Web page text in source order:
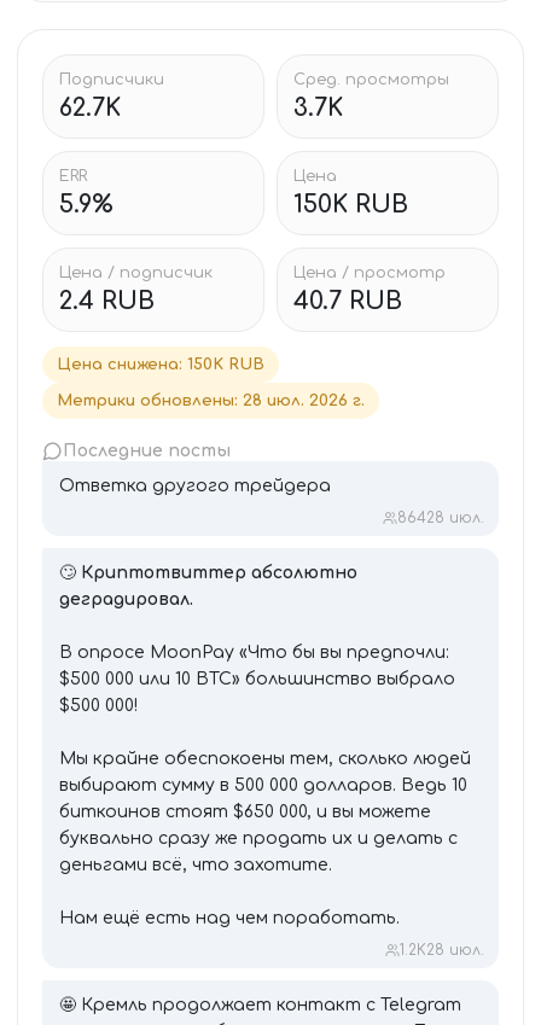
Подписчики
62.7K
Сред. просмотры
3.7K
ERR
5.9%
Цена
150K RUB
Цена / подписчик
2.4 RUB
Цена / просмотр
40.7 RUB
Цена снижена: 150K RUB
Метрики обновлены: 28 июл. 2026 г.
Последние посты
Ответка другого трейдера
86428 июл.
🙄 Криптотвиттер абсолютно
деградировал.
В опросе MoonPay «Что бы вы предпочли:
$500 000 или 10 BTC» большинство выбрало
$500 000!
Мы крайне обеспокоены тем, сколько людей
выбирают сумму в 500 000 долларов. Ведь 10
биткоинов стоят $650 000, и вы можете
буквально сразу же продать их и делать с
деньгами всё, что захотите.
Нам ещё есть над чем поработать.
1.2K28 июл.
🤩 Кремль продолжает контакт с Telegram